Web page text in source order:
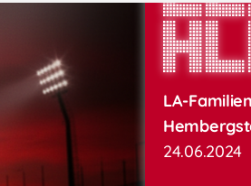
LA-
24.06.2024